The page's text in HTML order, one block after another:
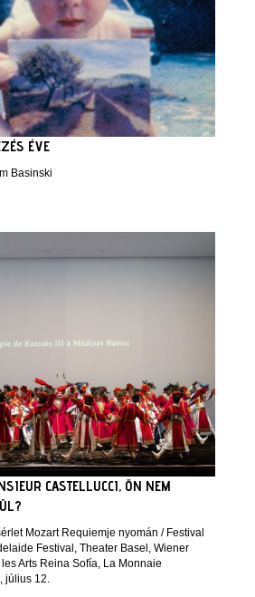
ÉVE
Basinski
CASTELLUCCI, ÖN NEM
Mozart Requiemje nyomán / Festival
Festival, Theater Basel, Wiener
Arts Reina Sofía, La Monnaie
július 12.